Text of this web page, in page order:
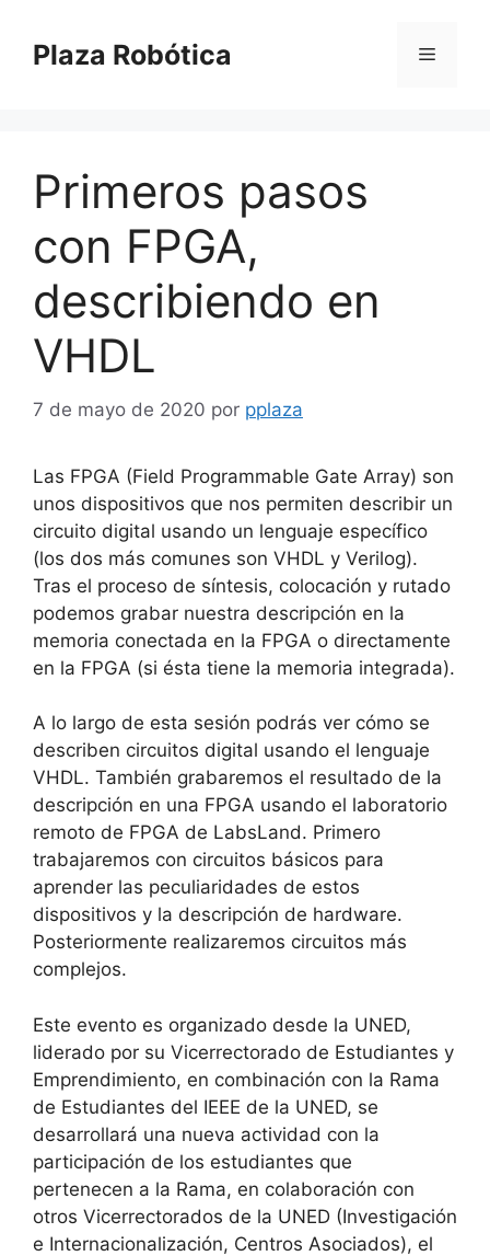
contenido
Plaza Robótica Menú
Primeros pasos
con FPGA,
describiendo en
VHDL
7 de mayo de 2020 por pplaza
Las FPGA (Field Programmable Gate Array) son
unos dispositivos que nos permiten describir un
circuito digital usando un lenguaje específico
(los dos más comunes son VHDL y Verilog).
Tras el proceso de síntesis, colocación y rutado
podemos grabar nuestra descripción en la
memoria conectada en la FPGA o directamente
en la FPGA (si ésta tiene la memoria integrada).
A lo largo de esta sesión podrás ver cómo se
describen circuitos digital usando el lenguaje
VHDL. También grabaremos el resultado de la
descripción en una FPGA usando el laboratorio
remoto de FPGA de LabsLand. Primero
trabajaremos con circuitos básicos para
aprender las peculiaridades de estos
dispositivos y la descripción de hardware.
Posteriormente realizaremos circuitos más
complejos.
Este evento es organizado desde la UNED,
liderado por su Vicerrectorado de Estudiantes y
Emprendimiento, en combinación con la Rama
de Estudiantes del IEEE de la UNED, se
desarrollará una nueva actividad con la
participación de los estudiantes que
pertenecen a la Rama, en colaboración con
otros Vicerrectorados de la UNED (Investigación
e Internacionalización, Centros Asociados), el